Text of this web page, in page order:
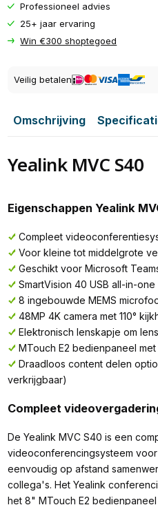
Professioneel advies
25+ jaar ervaring
Win €300 shoptegoed
Veilig betalen
Omschrijving
Yealink MVC S40
Eigenschappen Yealink
Compleet
Voor kleine tot middelgrote
Geschikt voor Microsoft
SmartVision 40 USB all-in-
8 ingebouwde MEMS
48MP 4K camera met 110°
Elektronisch lenskapje om
MTouch E2 bedienpaneel
Draadloos content delen
verkrijgbaar)
Compleet
De Yealink MVC S40 is een
videoconferencingsysteem
eenvoudig op afstand
collega's. Het Yealink
het 8" MTouch E2